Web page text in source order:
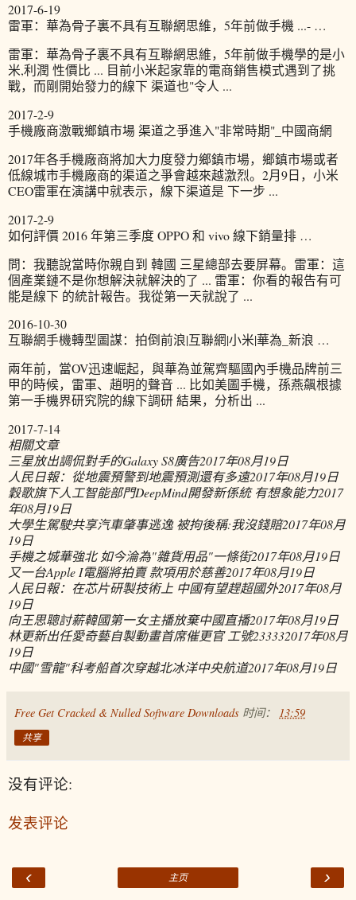
2017-6-19
雷軍：華為骨子裏不具有互聯網思維，5年前做手機 ...- …
雷軍：華為骨子裏不具有互聯網思維，5年前做手機學的是小
米,利潤 性價比 ... 目前小米起家靠的電商銷售模式遇到了挑
戰，而剛開始發力的線下 渠道也"令人 ...
2017-2-9
手機廠商激戰鄉鎮市場 渠道之爭進入"非常時期"_中國商網
2017年各手機廠商將加大力度發力鄉鎮市場，鄉鎮市場或者
低線城市手機廠商的渠道之爭會越來越激烈。2月9日，小米
CEO雷軍在演講中就表示，線下渠道是 下一步 ...
2017-2-9
如何評價 2016 年第三季度 OPPO 和 vivo 線下銷量排 …
問：我聽說當時你親自到 韓國 三星總部去要屏幕。雷軍：這
個產業鏈不是你想解決就解決的了 ... 雷軍：你看的報告有可
能是線下 的統計報告。我從第一天就說了 ...
2016-10-30
互聯網手機轉型圖謀：拍倒前浪|互聯網|小米|華為_新浪 …
兩年前，當OV迅速崛起，與華為並駕齊驅國內手機品牌前三
甲的時候，雷軍、趙明的聲音 ... 比如美圖手機，孫燕飆根據
第一手機界研究院的線下調研 結果，分析出 ...
2017-7-14
相關文章
三星放出調侃對手的Galaxy S8廣告2017年08月19日
人民日報：從地震預警到地震預測還有多遠2017年08月19日
穀歌旗下人工智能部門DeepMind開發新係統 有想象能力2017
年08月19日
大學生駕駛共享汽車肇事逃逸 被拘後稱:我沒錢賠2017年08月
19日
手機之城華強北 如今淪為"雜貨用品"一條街2017年08月19日
又一台Apple I電腦將拍賣 款項用於慈善2017年08月19日
人民日報：在芯片研製技術上 中國有望趕超國外2017年08月
19日
向王思聰討薪韓國第一女主播放棄中國直播2017年08月19日
林更新出任愛奇藝自製動畫首席催更官 工號233332017年08月
19日
中國"雪龍"科考船首次穿越北冰洋中央航道2017年08月19日
Free Get Cracked & Nulled Software Downloads 时间： 13:59
共享
没有评论:
发表评论
‹ ›
主页